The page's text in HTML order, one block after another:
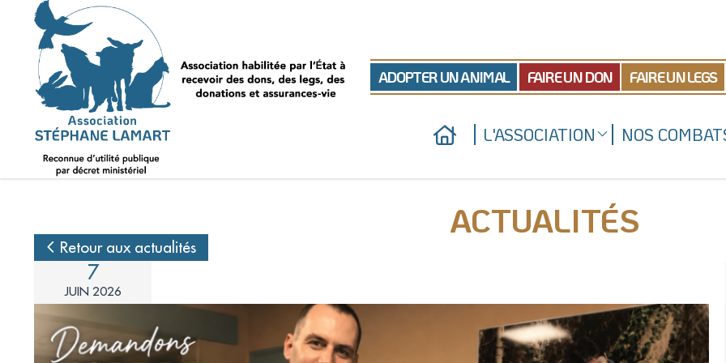
ADOPTER UN ANIMAL FAIRE UN DON FAIRE UN LEGS
L'ASSOCIATION
Nous soutenir
NOS
ACTUALITÉS
Retour aux actualités
7
JUIN 2026